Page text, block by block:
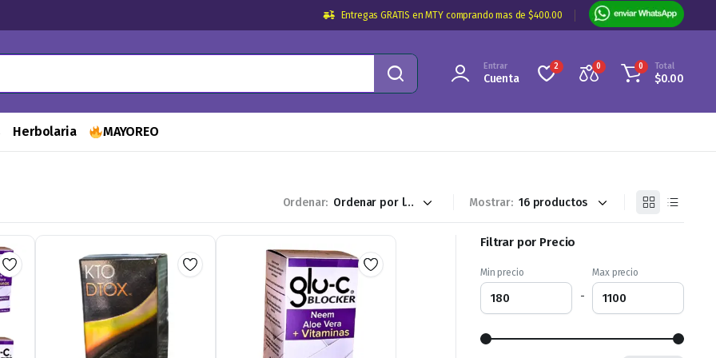
Entregas GRATIS en MTY comprando mas de $400.00
Entrar
Cuenta
2 0 0 Total
$0.00
Herbolaria MAYOREO
Ordenar: Mostrar:
Filtrar por Precio
Min precio
-
Max precio